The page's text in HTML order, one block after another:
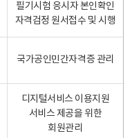
필기시험 응시자 본인확인
자격검정 원서접수 및 시행
국가공인민간자격증 관리
디지털서비스 이용지원
서비스 제공을 위한
회원관리